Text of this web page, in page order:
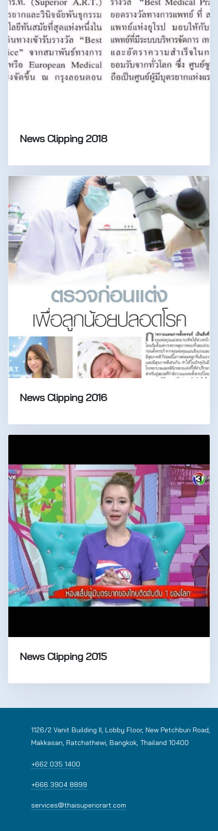
News Clipping 2018
News Clipping 2016
News Clipping 2015
1126/2 Vanit Building II, Lobby Floor, New Petchburi Road,
Makkasan, Ratchathewi, Bangkok, Thailand 10400
+662 035 1400
+666 3904 8899
services@thaisuperiorart.com